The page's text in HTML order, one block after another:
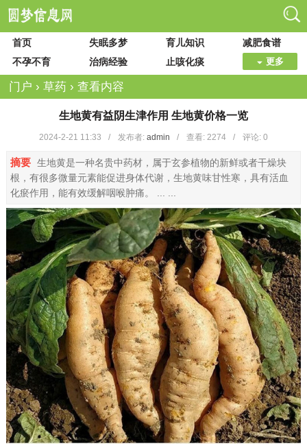
首页 失眠多梦 育儿知识
减肥食谱
不孕不育
治病经验 止咳化痰 更多
门户 › 草药 › 查看内容
生地黄有益阴生津作用 生地黄价格一览
2024-2-21 11:33 / 发布者: admin / 查看: 2274 / 评论: 0
摘要 生地黄是一种名贵中药材，属于玄参植物的新鲜或者干燥块
根，有很多微量元素能促进身体代谢，生地黄味甘性寒，具有活血
化瘀作用，能有效缓解咽喉肿痛。 ... ...